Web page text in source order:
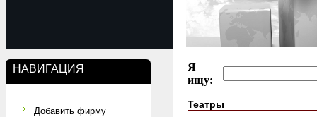
НАВИГАЦИЯ
Добавить фирму
Я
ищу:
Театры